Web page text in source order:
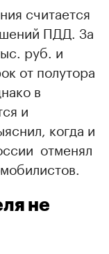
считается
ПДД. За
руб. и
от полутора
в
и
когда и
отменял
не